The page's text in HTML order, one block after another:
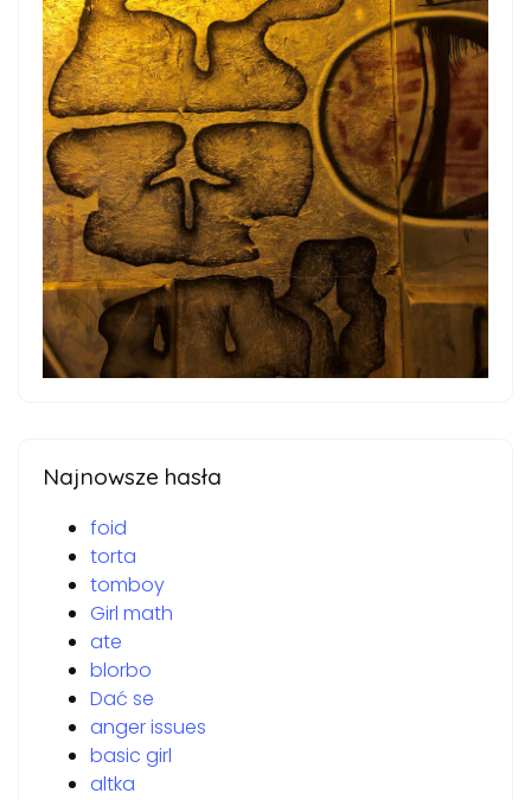
Najnowsze hasła
foid
torta
tomboy
Girl math
ate
blorbo
Dać se
anger issues
basic girl
altka